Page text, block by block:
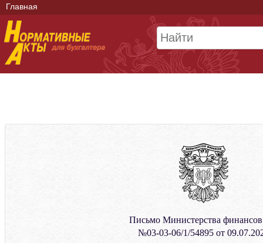
Главная
Письмо Министерства
№03-03-06/1/54895 от